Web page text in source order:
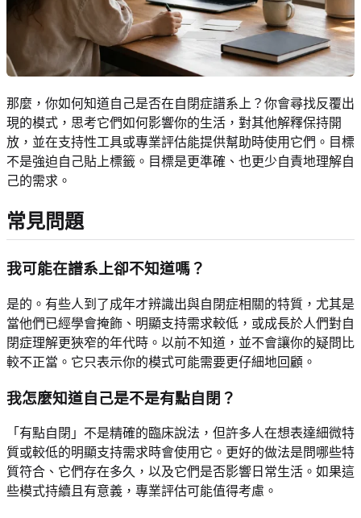
那麼，你如何知道自己是否在自閉症譜系上？你會尋找反覆出
現的模式，思考它們如何影響你的生活，對其他解釋保持開
放，並在支持性工具或專業評估能提供幫助時使用它們。目標
不是強迫自己貼上標籤。目標是更準確、也更少自責地理解自
己的需求。
常見問題
我可能在譜系上卻不知道嗎？
是的。有些人到了成年才辨識出與自閉症相關的特質，尤其是
當他們已經學會掩飾、明顯支持需求較低，或成長於人們對自
閉症理解更狹窄的年代時。以前不知道，並不會讓你的疑問比
較不正當。它只表示你的模式可能需要更仔細地回顧。
我怎麼知道自己是不是有點自閉？
「有點自閉」不是精確的臨床說法，但許多人在想表達細微特
質或較低的明顯支持需求時會使用它。更好的做法是問哪些特
質符合、它們存在多久，以及它們是否影響日常生活。如果這
些模式持續且有意義，專業評估可能值得考慮。